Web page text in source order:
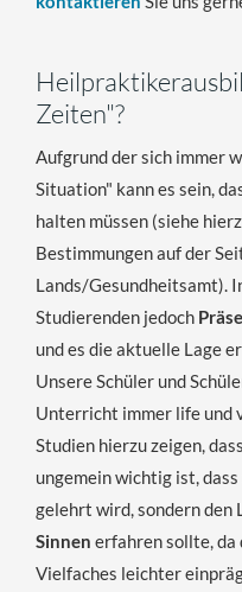
Zeiten"?
Aufgrund der sich immer
Situation" kann es sein,
halten müssen (siehe
Bestimmungen auf der
Lands/Gesundheitsamt).
Studierenden jedoch
und es die aktuelle Lage
Unsere Schüler und
Unterricht immer life und
Studien hierzu zeigen,
ungemein wichtig ist,
gelehrt wird, sondern den
Sinnen erfahren sollte, da
Vielfaches leichter